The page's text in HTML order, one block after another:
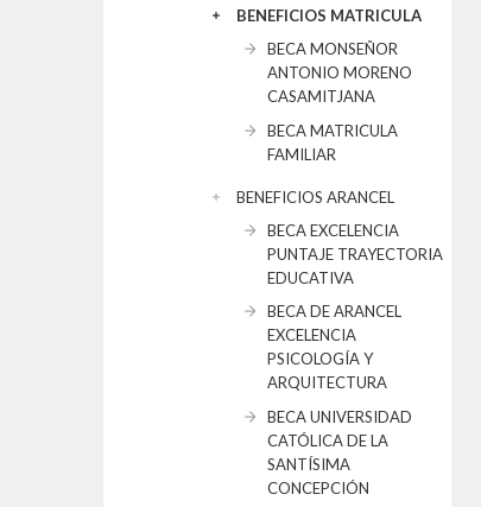
BENEFICIOS MATRICULA
BECA MONSEÑOR
ANTONIO MORENO
CASAMITJANA
BECA MATRICULA
FAMILIAR
BENEFICIOS ARANCEL
BECA EXCELENCIA
PUNTAJE TRAYECTORIA
EDUCATIVA
BECA DE ARANCEL
EXCELENCIA
PSICOLOGÍA Y
ARQUITECTURA
BECA UNIVERSIDAD
CATÓLICA DE LA
SANTÍSIMA
CONCEPCIÓN